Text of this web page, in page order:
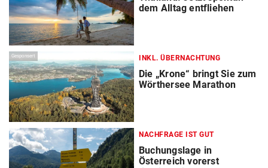
dem Alltag entfliehen
Gesponsert INKL. ÜBERNACHTUNG
Die „Krone“ bringt Sie zum
Wörthersee Marathon
NACHFRAGE IST GUT
Buchungslage in
Österreich vorerst